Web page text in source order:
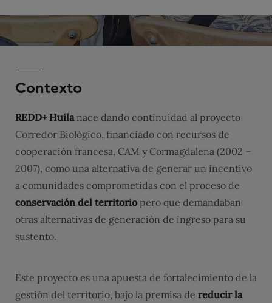
Contexto
REDD+ Huilanace dando continuidad al proyecto
Corredor Biológico, financiado con recursos de
cooperación francesa, CAM y Cormagdalena (2002 –
2007), como una alternativa de generar un incentivo
a comunidades comprometidas con el proceso de
conservación del territoriopero que demandaban
otras alternativas de generación de ingreso para su
sustento.
Este proyecto es una apuesta de fortalecimiento de la
gestión del territorio, bajo la premisa de reducir la